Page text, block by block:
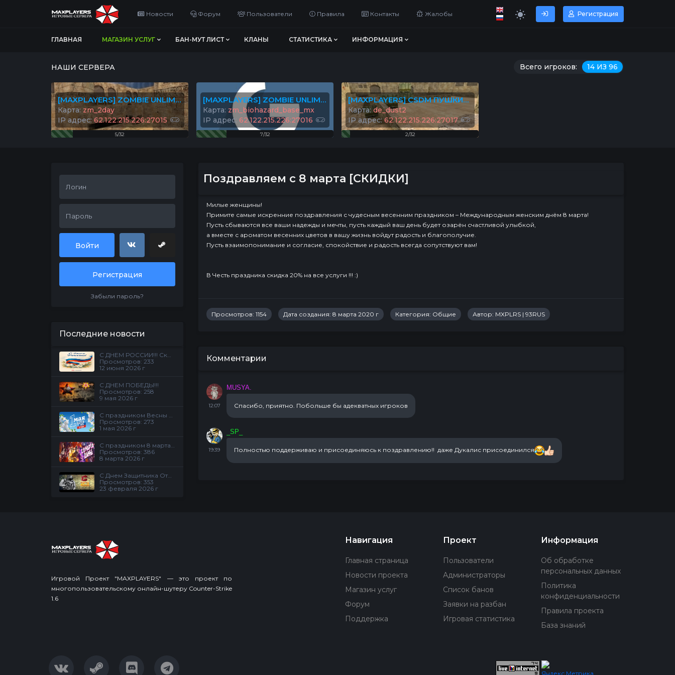
Новости Форум Пользователи Правила Контакты Жалобы Регистрация
ГЛАВНАЯ МАГАЗИН УСЛУГ БАН-МУТ ЛИСТ КЛАНЫ СТАТИСТИКА ИНФОРМАЦИЯ
Всего игроков: 14 ИЗ 96
НАШИ СЕРВЕРА
[MAXPLAYERS] ZOMBIE UNLIMITED© #1
Карта: zm_2day
IP адрес: 62.122.215.226:27015
5/32
[MAXPLAYERS] ZOMBIE UNLIMITED© #2
Карта: zm_biohazard_base_mx
IP адрес: 62.122.215.226:27016
7/32
[MAXPLAYERS] CSDM ПУШКИ+ЛАЗЕРЫ© #1
Карта: de_dust2
IP адрес: 62.122.215.226:27017
2/32
Поздравляем с 8 марта [СКИДКИ]
Милые женщины!
Примите самые искренние поздравления с чудесным весенним праздником – Международным женским днём 8 марта!
Пусть сбываются все ваши надежды и мечты, пусть каждый ваш день будет озарён счастливой улыбкой,
а вместе с ароматом весенних цветов в вашу жизнь войдут радость и благополучие.
Пусть взаимопонимание и согласие, спокойствие и радость всегда сопутствуют вам!
В Честь праздника скидка 20% на все услуги !!! :)
Просмотров: 1154 Дата создания: 8 марта 2020 г Категория: Общие Автор: MXPLRS | 93RUS
Комментарии
12:07
MUSYA.
Спасибо, приятно. Побольше бы адекватных игроков
19:39
_SP_
Полностью поддерживаю и присоединяюсь к поздравлению!! даже Дукалис присоединился
Войти
Регистрация
Забыли пароль?
Последние новости
С ДНЕМ РОССИИ!!! Скидки на все услуги 20%!
Просмотров: 233
12 июня 2026 г
С ДНЕМ ПОБЕДЫ!!!
Просмотров: 258
9 мая 2026 г
С праздником Весны и Труда !!!
Просмотров: 273
1 мая 2026 г
С праздником 8 марта!!!
Просмотров: 386
8 марта 2026 г
С Днем Защитника Отечества!!! Скидки на проекте
Просмотров: 353
23 февраля 2026 г
Игровой Проект "MAXPLAYERS" — это проект по
многопользовательскому онлайн-шутеру Counter-Strike
1.6
Навигация
Главная страница
Новости проекта
Магазин услуг
Форум
Поддержка
Проект
Пользователи
Администраторы
Список банов
Заявки на разбан
Игровая статистика
Информация
Об обработке
персональных данных
Политика
конфиденциальности
Правила проекта
База знаний